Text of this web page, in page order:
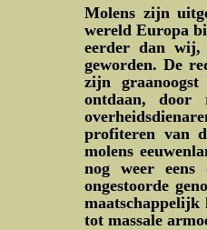
Molens zijn
wereld Europa
eerder dan wij,
geworden. De
zijn
ontdaan, door
profiteren van
molens
nog weer
ongestoorde
maatschappelijk
tot massale